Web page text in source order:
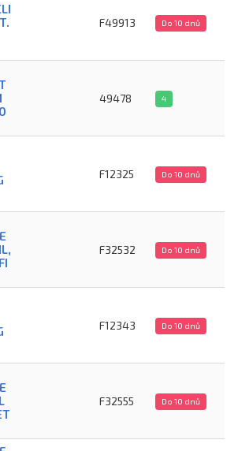
F49913 Do 10 dnů
49478 4
F12325 Do 10 dnů
F32532 Do 10 dnů
F12343 Do 10 dnů
F32555 Do 10 dnů